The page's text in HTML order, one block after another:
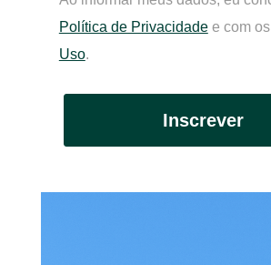
Política de Privacidadee com os
Uso.
Inscrever